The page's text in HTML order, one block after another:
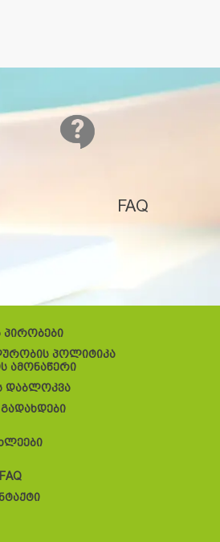
FAQ
პირობები
პოლიტიკა
ამონაწერი
დაბლოკვა
FAQ